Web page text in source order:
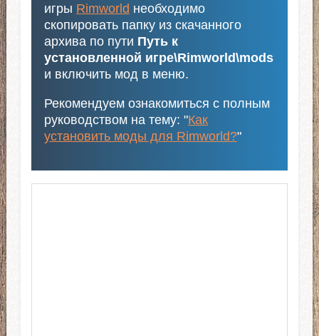
игры Rimworld необходимо
скопировать папку из скачанного
архива по пути Путь к
установленной игре\Rimworld\mods
и включить мод в меню.
Рекомендуем ознакомиться с полным
руководством на тему: "Как
установить моды для Rimworld?"